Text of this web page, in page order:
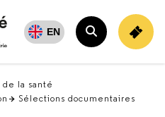
EN
Rechercher
la santé
Sélections documentaires